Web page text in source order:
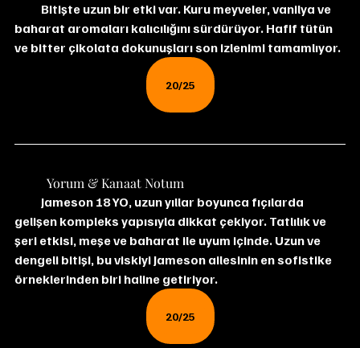
Bitişte uzun bir etki var. Kuru meyveler, vanilya ve
baharat aromaları kalıcılığını sürdürüyor. Hafif tütün
ve bitter çikolata dokunuşları son izlenimi tamamlıyor.
20/25
	Yorum & Kanaat Notum
Jameson 18 YO, uzun yıllar boyunca fıçılarda
gelişen kompleks yapısıyla dikkat çekiyor. Tatlılık ve
şeri etkisi, meşe ve baharat ile uyum içinde. Uzun ve
dengeli bitişi, bu viskiyi Jameson ailesinin en sofistike
örneklerinden biri haline getiriyor.
20/25